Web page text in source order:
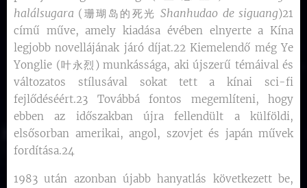
halálsugara (珊瑚岛的死光Shanhudao de siguang)21
című műve, amely kiadása évében elnyerte a Kína
legjobb novellájának járó díjat.22 Kiemelendő még Ye
Yonglie (叶永烈) munkássága, aki újszerű témáival és
változatos stílusával sokat tett a kínai sci-fi
fejlődéséért.23 Továbbá fontos megemlíteni, hogy
ebben az időszakban újra fellendült a külföldi,
elsősorban amerikai, angol, szovjet és japán művek
fordítása.24
1983 után azonban újabb hanyatlás következett be,